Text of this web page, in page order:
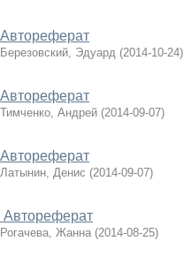
Автореферат
Березовский, Эдуард (2014-10-24)
Автореферат
Тимченко, Андрей (2014-09-07)
Автореферат
Латынин, Денис (2014-09-07)
Автореферат
Рогачева, Жанна (2014-08-25)